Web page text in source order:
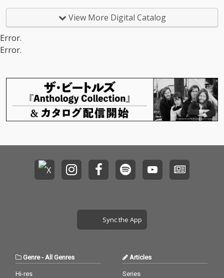
分を傷つけず 行動を変
える事で感情を作り出
unoを使用しているこ
ととその楽曲の簡単な
データをジャケットに
記載しています。 ご参
考までにどうぞ
配信します
View More Digital Catalog
Error.
Error.
Sync the App
Genre- All Genres
Hi-res
Articles
Series